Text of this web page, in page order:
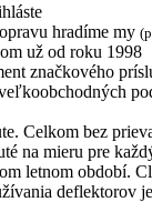
hradíme my
už od roku 1998
značkového
Celkom bez
na mieru pre
letnom období.
deflektorov